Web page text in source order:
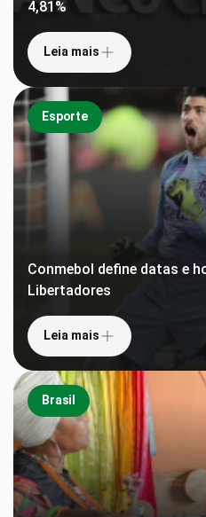
4,81%
Leia mais
Esporte
Conmebol define datas e
Libertadores
Leia mais
Brasil